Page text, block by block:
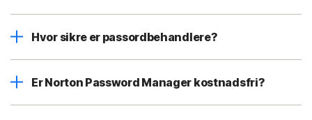
Hvor sikre er passordbehandlere?
Er Norton Password Manager kostnadsfri?